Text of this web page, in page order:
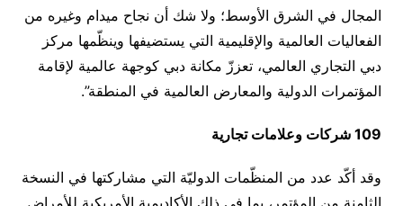
المجال في الشرق الأوسط؛ ولا شك أن نجاح ميدام وغيره من
الفعاليات العالمية والإقليمية التي يستضيفها وينظّمها مركز
دبي التجاري العالمي، تعززّ مكانة دبي كوجهة عالمية لإقامة
المؤتمرات الدولية والمعارض العالمية في المنطقة”.
109 شركات وعلامات تجارية
وقد أكّد عدد من المنظّمات الدوليّة التي مشاركتها في النسخة
الثامنة من المؤتمر، بما في ذلك الأكاديمية الأمريكية للأمراض